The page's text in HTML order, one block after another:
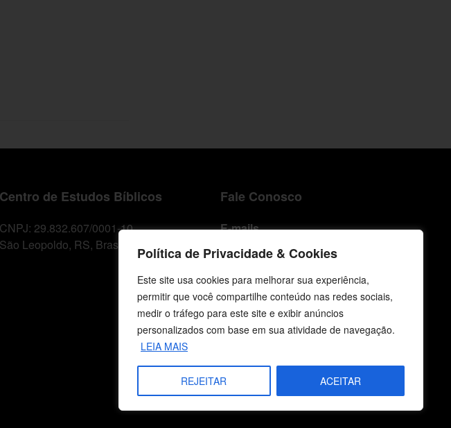
Política de Privacidade & Cookies
Este site usa cookies para melhorar sua experiência,
permitir que você compartilhe conteúdo nas redes sociais,
medir o tráfego para este site e exibir anúncios
personalizados com base em sua atividade de navegação.
LEIA MAIS
REJEITAR ACEITAR
Centro de Estudos Bíblicos
CNPJ: 29.832.607/0001-10
São Leopoldo, RS, Brasil
Fale Conosco
E-mails
comunicacao@cebi.org.br
WhatsApp / Vendas
+55 (51) 99734-4518
WhatsApp / Comunicação